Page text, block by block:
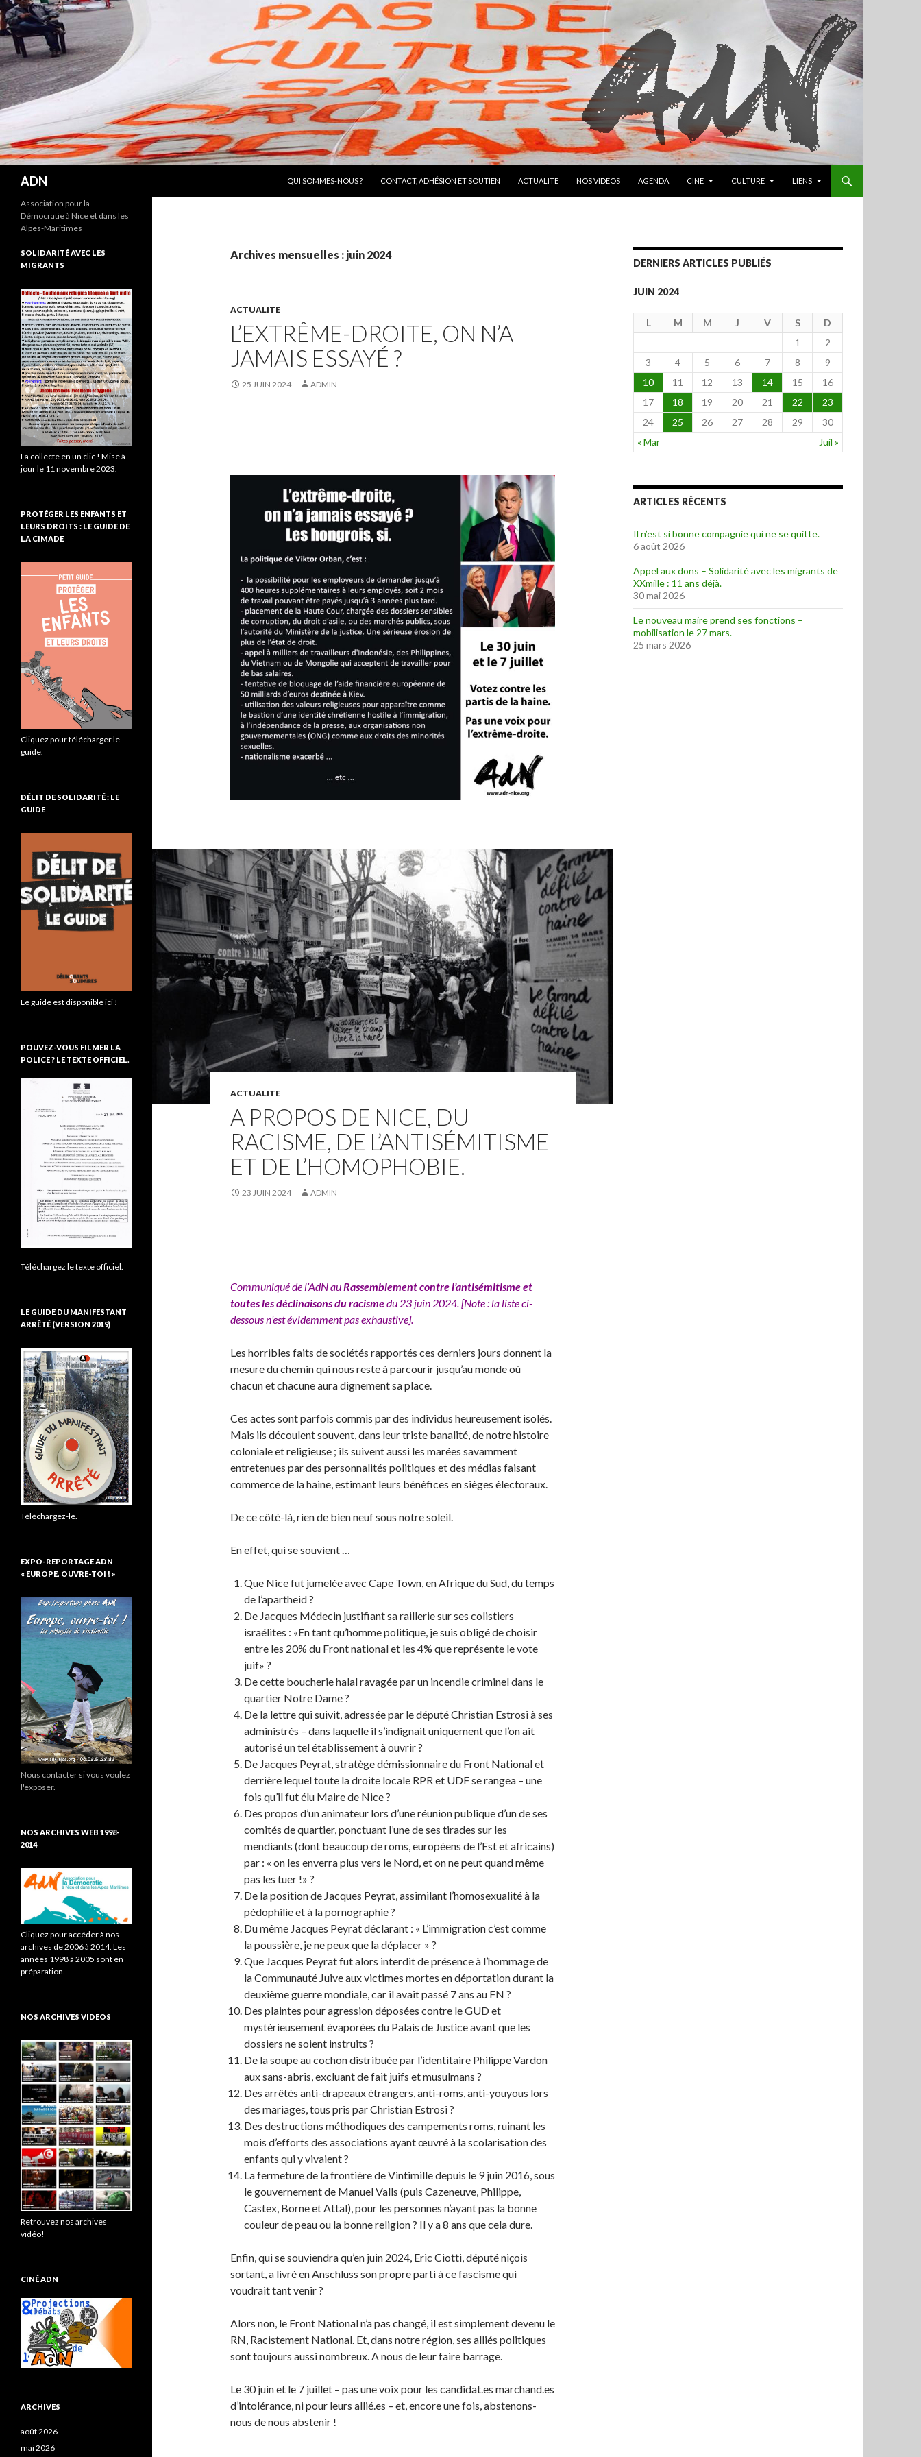
ADN
QUI SOMMES-NOUS ?
CONTACT, ADHÉSION ET SOUTIEN ACTUALITE NOS VIDEOS AGENDA CINE CULTURE LIENS
Archives mensuelles : juin 2024
ACTUALITE
L’EXTRÊME-DROITE, ON N’A
JAMAIS ESSAYÉ ?
25 JUIN 2024 ADMIN
ACTUALITE
A PROPOS DE NICE, DU
RACISME, DE L’ANTISÉMITISME
ET DE L’HOMOPHOBIE.
23 JUIN 2024 ADMIN
Communiqué de l’AdN auRassemblement contre l’antisémitisme et
toutes les déclinaisons du racismedu 23 juin 2024. [Note : la liste ci-
dessous n’est évidemment pas exhaustive].
Les horribles faits de sociétés rapportés ces derniers jours donnent la
mesure du chemin qui nous reste à parcourir jusqu’au monde où
chacun et chacune aura dignement sa place.
Ces actes sont parfois commis par des individus heureusement isolés.
Mais ils découlent souvent, dans leur triste banalité, de notre histoire
coloniale et religieuse ; ils suivent aussi les marées savamment
entretenues par des personnalités politiques et des médias faisant
commerce de la haine, estimant leurs bénéfices en sièges électoraux.
De ce côté-là, rien de bien neuf sous notre soleil.
En effet, qui se souvient …
Que Nice fut jumelée avec Cape Town, en Afrique du Sud, du temps
de l’apartheid ?
De Jacques Médecin justifiant sa raillerie sur ses colistiers
israélites : «En tant qu’homme politique, je suis obligé de choisir
entre les 20% du Front national et les 4% que représente le vote
juif» ?
De cette boucherie halal ravagée par un incendie criminel dans le
quartier Notre Dame ?
De la lettre qui suivit, adressée par le député Christian Estrosi à ses
administrés – dans laquelle il s’indignait uniquement que l’on ait
autorisé un tel établissement à ouvrir ?
De Jacques Peyrat, stratège démissionnaire du Front National et
derrière lequel toute la droite locale RPR et UDF se rangea – une
fois qu’il fut élu Maire de Nice ?
Des propos d’un animateur lors d’une réunion publique d’un de ses
comités de quartier, ponctuant l’une de ses tirades sur les
mendiants (dont beaucoup de roms, européens de l’Est et africains)
par : « on les enverra plus vers le Nord, et on ne peut quand même
pas les tuer !» ?
De la position de Jacques Peyrat, assimilant l’homosexualité à la
pédophilie et à la pornographie ?
Du même Jacques Peyrat déclarant : « L’immigration c’est comme
la poussière, je ne peux que la déplacer » ?
Que Jacques Peyrat fut alors interdit de présence à l’hommage de
la Communauté Juive aux victimes mortes en déportation durant la
deuxième guerre mondiale, car il avait passé 7 ans au FN ?
Des plaintes pour agression déposées contre le GUD et
mystérieusement évaporées du Palais de Justice avant que les
dossiers ne soient instruits ?
De la soupe au cochon distribuée par l’identitaire Philippe Vardon
aux sans-abris, excluant de fait juifs et musulmans ?
Des arrêtés anti-drapeaux étrangers, anti-roms, anti-youyous lors
des mariages, tous pris par Christian Estrosi ?
Des destructions méthodiques des campements roms, ruinant les
mois d’efforts des associations ayant œuvré à la scolarisation des
enfants qui y vivaient ?
La fermeture de la frontière de Vintimille depuis le 9 juin 2016, sous
le gouvernement de Manuel Valls (puis Cazeneuve, Philippe,
Castex, Borne et Attal), pour les personnes n’ayant pas la bonne
couleur de peau ou la bonne religion ? Il y a 8 ans que cela dure.
Enfin, qui se souviendra qu’en juin 2024, Eric Ciotti, député niçois
sortant, a livré en Anschluss son propre parti à ce fascisme qui
voudrait tant venir ?
Alors non, le Front National n’a pas changé, il est simplement devenu le
RN, Racistement National. Et, dans notre région, ses alliés politiques
sont toujours aussi nombreux. A nous de leur faire barrage.
Le 30 juin et le 7 juillet – pas une voix pour les candidat.es marchand.es
d’intolérance, ni pour leurs allié.es – et, encore une fois, abstenons-
nous de nous abstenir !
DERNIERS ARTICLES PUBLIÉS
JUIN 2024
L M M J V S D
« Mar Juil »
1
2
3
4 5 6 7 8
9
10
11 12 13 14 15
16
17
18 19 20 21 22
23
24
25 26 27 28 29 30
ARTICLES RÉCENTS
Il n’est si bonne compagnie qui ne se quitte.
6 août 2026
Appel aux dons – Solidarité avec les migrants de
XXmille : 11 ans déjà.
30 mai 2026
Le nouveau maire prend ses fonctions –
mobilisation le 27 mars.
25 mars 2026
Association pour la
Démocratie à Nice et dans les
Alpes-Maritimes
SOLIDARITÉ AVEC LES
MIGRANTS
La collecte en un clic ! Mise à
jour le 11 novembre 2023.
PROTÉGER LES ENFANTS ET
LEURS DROITS : LE GUIDE DE
LA CIMADE
Cliquez pour télécharger le
guide.
DÉLIT DE SOLIDARITÉ : LE
GUIDE
Le guide est disponible ici !
POUVEZ-VOUS FILMER LA
POLICE ? LE TEXTE OFFICIEL.
Téléchargez le texte officiel.
LE GUIDE DU MANIFESTANT
ARRÊTÉ (VERSION 2019)
Téléchargez-le.
EXPO-REPORTAGE ADN
« EUROPE, OUVRE-TOI ! »
Nous contacter si vous voulez
l'exposer.
NOS ARCHIVES WEB 1998-
2014
Cliquez pour accéder à nos
archives de 2006 à 2014. Les
années 1998 à 2005 sont en
préparation.
NOS ARCHIVES VIDÉOS
Retrouvez nos archives
vidéo!
CINÉ ADN
ARCHIVES
août 2026
mai 2026